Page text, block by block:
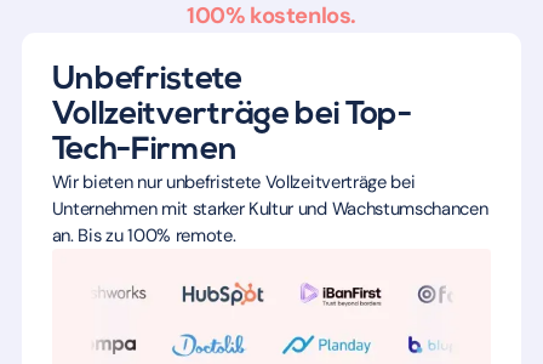
100% kostenlos.
Unbefristete
Vollzeitverträge bei Top-
Tech-Firmen
Wir bieten nur unbefristete Vollzeitverträge bei
Unternehmen mit starker Kultur und Wachstumschancen
an. Bis zu 100% remote.